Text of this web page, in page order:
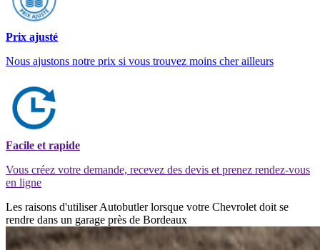
Prix ajusté
Nous ajustons notre prix si vous trouvez moins cher ailleurs
Facile et rapide
Vous créez votre demande, recevez des devis et prenez rendez-vous
en ligne
Les raisons d'utiliser Autobutler lorsque votre Chevrolet doit se
rendre dans un garage près de Bordeaux